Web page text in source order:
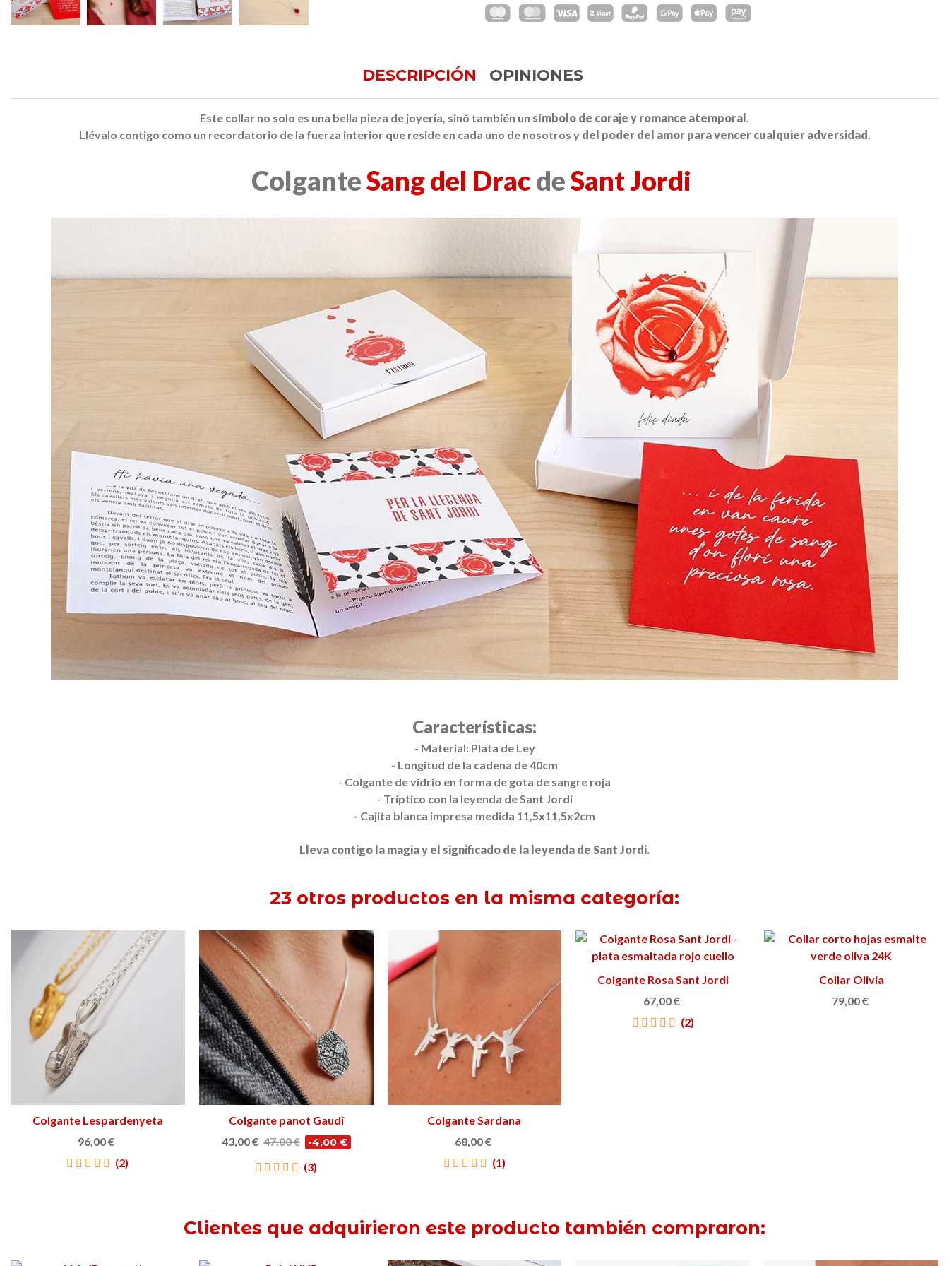
DESCRIPCIÓN OPINIONES
Este collar no solo es una bella pieza de joyería, sinó también un símbolo de coraje y romance atemporal.
Llévalo contigo como un recordatorio de la fuerza interior que reside en cada uno de nosotros y del poder del amor para vencer cualquier adversidad.
ColganteSang del DracdeSant Jordi
Características:
- Material: Plata de Ley
- Longitud de la cadena de 40cm
- Colgante de vidrio en forma de gota de sangre roja
- Tríptico con la leyenda de Sant Jordi
- Cajita blanca impresa medida 11,5x11,5x2cm
Lleva contigo la magia y el significado de la leyenda de Sant Jordi.
23 otros productos en la misma categoría:
Ver más
Colgante Lespardenyeta
Classic
96,00 €
(2)
Ver más
Colgante panot Gaudí
43,00 € 47,00 € -4,00 €
(3)
Ver más
Colgante Sardana
68,00 €
(1)
Ver más
Colgante Rosa Sant Jordi
67,00 €
(2)
Añadir al carrito
Collar Olivia
79,00 €
Clientes que adquirieron este producto también compraron: